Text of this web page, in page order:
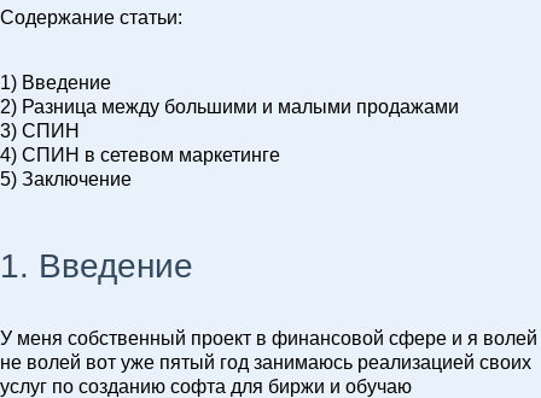
Содержание статьи:
1) Введение
2) Разница между большими и малыми продажами
3) СПИН
4) СПИН в сетевом маркетинге
5) Заключение
1. Введение
У меня собственный проект в финансовой сфере и я волей
не волей вот уже пятый год занимаюсь реализацией своих
услуг по созданию софта для биржи и обучаю